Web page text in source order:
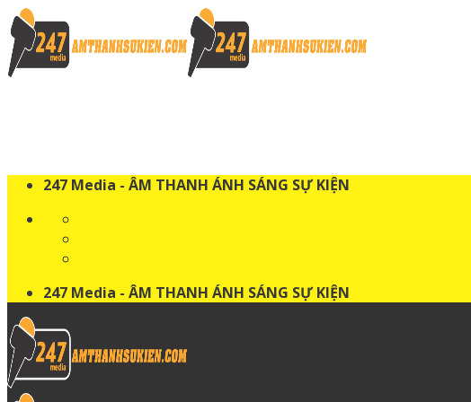
Skip
to
content
247 Media - ÂM THANH ÁNH SÁNG SỰ KIỆN
247 Media - ÂM THANH ÁNH SÁNG SỰ KIỆN